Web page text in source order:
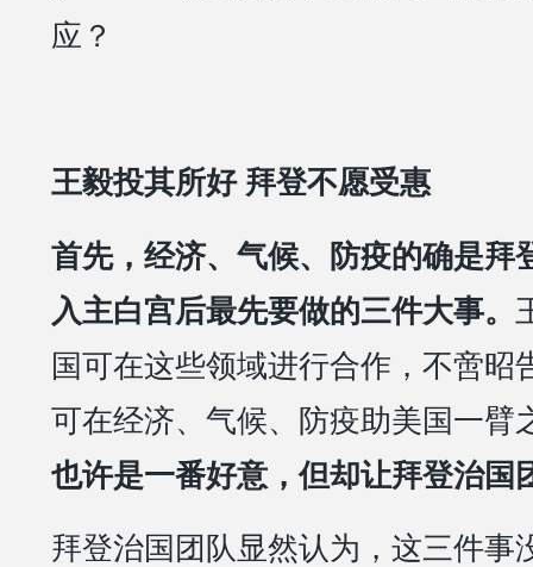
应？
王毅投其所好 拜登不愿受惠
首先，经济、气候、防疫的确是拜
入主白宫后最先要做的三件大事。
国可在这些领域进行合作，不啻昭
可在经济、气候、防疫助美国一臂
也许是一番好意，但却让拜登治国
拜登治国团队显然认为，这三件事